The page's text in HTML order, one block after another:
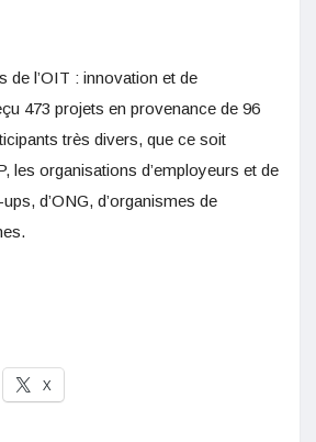
de l’OIT : innovation et de
473 projets en provenance de 96
très divers, que ce soit
les organisations d’employeurs et de
d’ONG, d’organismes de
X